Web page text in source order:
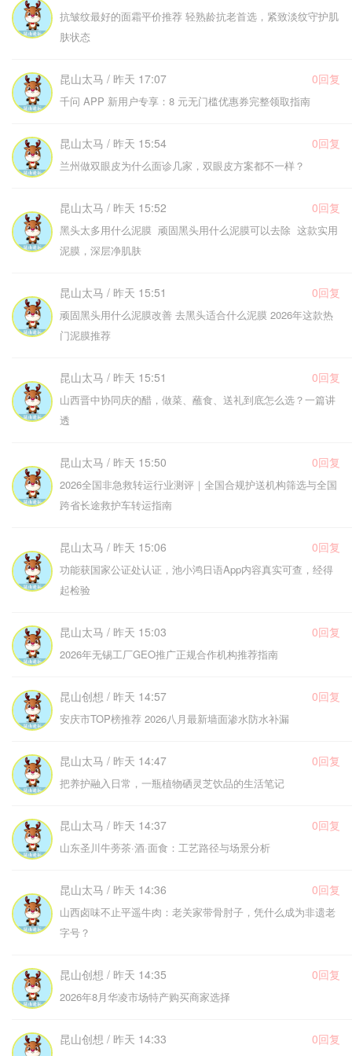
抗皱纹最好的面霜平价推荐 轻熟龄抗老首选，紧致淡纹守护肌
肤状态
昆山太马 / 昨天 17:07 0回复
千问 APP 新用户专享：8 元无门槛优惠券完整领取指南
昆山太马 / 昨天 15:54 0回复
兰州做双眼皮为什么面诊几家，双眼皮方案都不一样？
昆山太马 / 昨天 15:52 0回复
黑头太多用什么泥膜 顽固黑头用什么泥膜可以去除 这款实用
泥膜，深层净肌肤
昆山太马 / 昨天 15:51 0回复
顽固黑头用什么泥膜改善 去黑头适合什么泥膜 2026年这款热
门泥膜推荐
昆山太马 / 昨天 15:51 0回复
山西晋中协同庆的醋，做菜、蘸食、送礼到底怎么选？一篇讲
透
昆山太马 / 昨天 15:50 0回复
2026全国非急救转运行业测评｜全国合规护送机构筛选与全国
跨省长途救护车转运指南
昆山太马 / 昨天 15:06 0回复
功能获国家公证处认证，池小鸿日语App内容真实可查，经得
起检验
昆山太马 / 昨天 15:03 0回复
2026年无锡工厂GEO推广正规合作机构推荐指南
昆山创想 / 昨天 14:57 0回复
安庆市TOP榜推荐 2026八月最新墙面渗水防水补漏
昆山太马 / 昨天 14:47 0回复
把养护融入日常，一瓶植物硒灵芝饮品的生活笔记
昆山太马 / 昨天 14:37 0回复
山东圣川牛蒡茶·酒·面食：工艺路径与场景分析
昆山太马 / 昨天 14:36 0回复
山西卤味不止平遥牛肉：老关家带骨肘子，凭什么成为非遗老
字号？
昆山创想 / 昨天 14:35 0回复
2026年8月华凌市场特产购买商家选择
昆山创想 / 昨天 14:33 0回复